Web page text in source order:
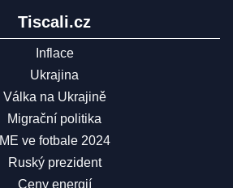
Tiscali.cz
Inflace
Ukrajina
Válka na Ukrajině
Migrační politika
ME ve fotbale 2024
Ruský prezident
Ceny energií